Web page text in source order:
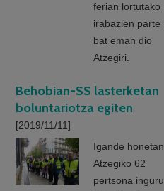
ferian lortutako
irabazien parte
bat eman dio
Atzegiri.
Behobian-SS lasterketan
boluntariotza egiten
[2019/11/11]
Igande honetan,
Atzegiko 62
pertsona inguru